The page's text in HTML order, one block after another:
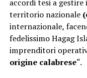
accordi tesi a gestire i
territorio nazionale
internazionale,
fedelissimo Hagag
imprenditori
origine calabrese“.